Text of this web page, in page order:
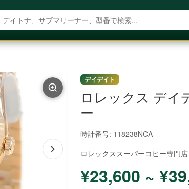
商品を検索
デイデイト
ロレックス デイ
ー
時計番号: 118238NCA
ロレックススーパーコピー専門店
¥23,600 ~